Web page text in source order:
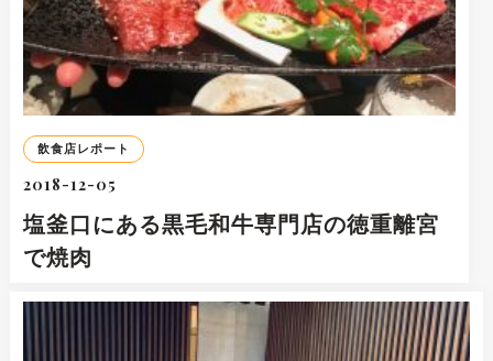
飲食店レポート
2018-12-05
塩釜口にある黒毛和牛専門店の徳重離宮
で焼肉